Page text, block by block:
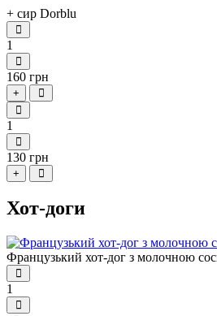
+ сир Dorblu
1
160 грн
+
1
130 грн
+
Хот-доги
Французький хот-дог з молочною
1